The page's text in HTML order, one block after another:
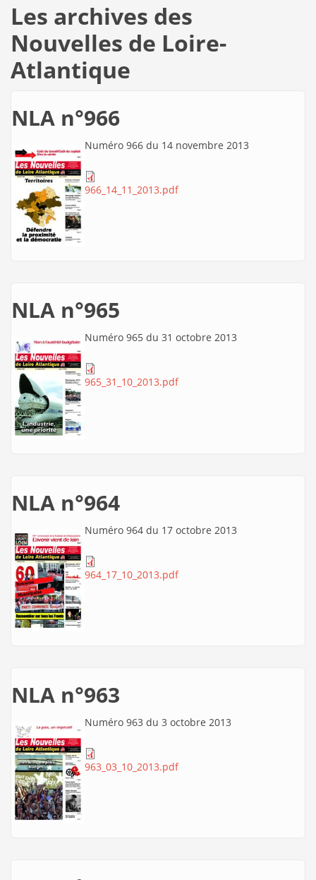
Les archives des
Nouvelles de Loire-
Atlantique
NLA n°966
Numéro 966 du 14 novembre 2013
966_14_11_2013.pdf
NLA n°965
Numéro 965 du 31 octobre 2013
965_31_10_2013.pdf
NLA n°964
Numéro 964 du 17 octobre 2013
964_17_10_2013.pdf
NLA n°963
Numéro 963 du 3 octobre 2013
963_03_10_2013.pdf